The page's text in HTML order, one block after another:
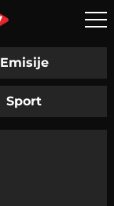
Emisije
Sport